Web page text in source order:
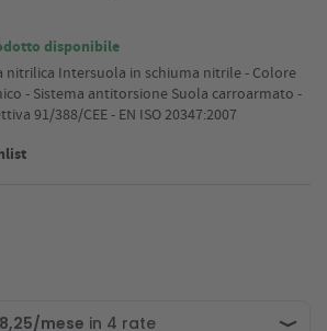
disponibile
nitrilica Intersuola in schiuma nitrile - Colore
- Sistema antitorsione Suola carroarmato -
91/388/CEE - EN ISO 20347:2007